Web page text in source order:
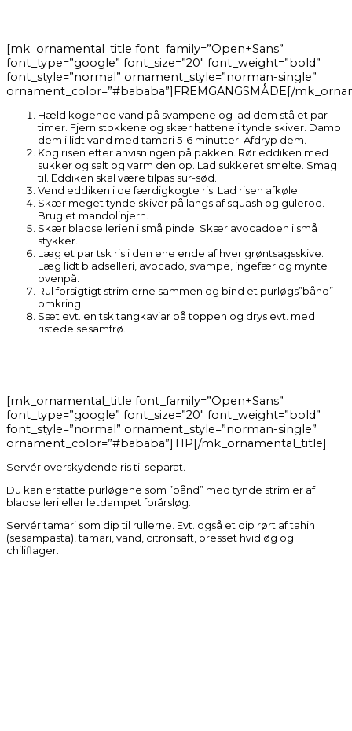
[mk_ornamental_title font_family=”Open+Sans”
font_type=”google” font_size=”20″ font_weight=”bold”
font_style=”normal” ornament_style=”norman-single”
ornament_color=”#bababa”]FREMGANGSMÅDE[/
Hæld kogende vand på svampene og lad dem stå et par
timer. Fjern stokkene og skær hattene i tynde skiver. Damp
dem i lidt vand med tamari 5-6 minutter. Afdryp dem.
Kog risen efter anvisningen på pakken. Rør eddiken med
sukker og salt og varm den op. Lad sukkeret smelte. Smag
til. Eddiken skal være tilpas sur-sød.
Vend eddiken i de færdigkogte ris. Lad risen afkøle.
Skær meget tynde skiver på langs af squash og gulerod.
Brug et mandolinjern.
Skær bladsellerien i små pinde. Skær avocadoen i små
stykker.
Læg et par tsk ris i den ene ende af hver grøntsagsskive.
Læg lidt bladselleri, avocado, svampe, ingefær og mynte
ovenpå.
Rul forsigtigt strimlerne sammen og bind et purløgs”bånd”
omkring.
Sæt evt. en tsk tangkaviar på toppen og drys evt. med
ristede sesamfrø.
[mk_ornamental_title font_family=”Open+Sans”
font_type=”google” font_size=”20″ font_weight=”bold”
font_style=”normal” ornament_style=”norman-single”
ornament_color=”#bababa”]TIP[/mk_ornamental_title]
Servér overskydende ris til separat.
Du kan erstatte purløgene som ”bånd” med tynde strimler af
bladselleri eller letdampet forårsløg.
Servér tamari som dip til rullerne. Evt. også et dip rørt af tahin
(sesampasta), tamari, vand, citronsaft, presset hvidløg og
chiliflager.